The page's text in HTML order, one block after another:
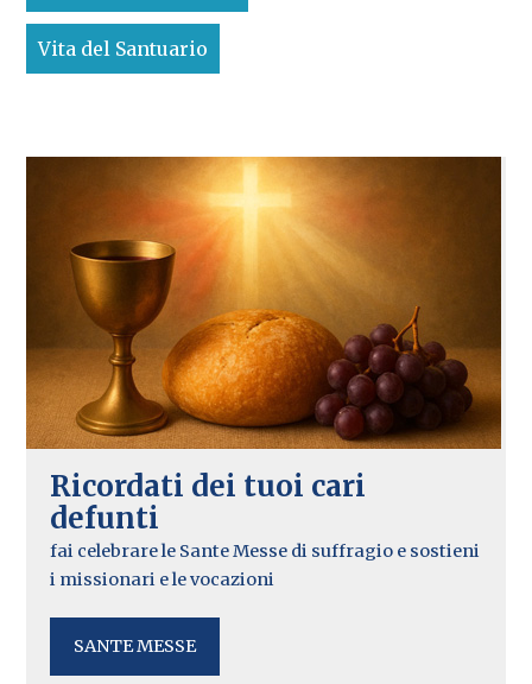
Vita del Santuario
Ricordati dei tuoi cari
defunti
fai celebrare le Sante Messe di suffragio e sostieni
i missionari e le vocazioni
SANTE MESSE